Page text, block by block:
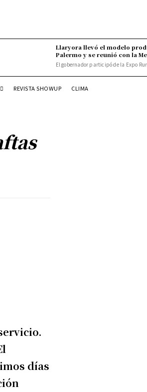
Llaryora llevó el modelo
Palermo y se reunió con la
El gobernador participó de la Expo
REVISTA SHOWUP CLIMA
días